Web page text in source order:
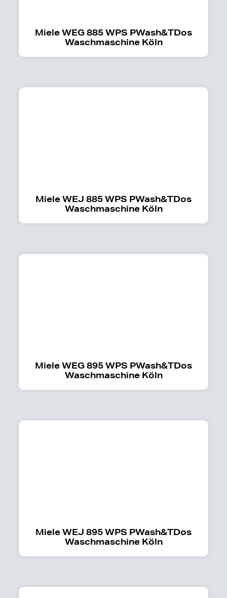
Miele WEG 885 WPS PWash&TDos
Waschmaschine Köln
Miele WEJ 885 WPS PWash&TDos
Waschmaschine Köln
Miele WEG 895 WPS PWash&TDos
Waschmaschine Köln
Miele WEJ 895 WPS PWash&TDos
Waschmaschine Köln